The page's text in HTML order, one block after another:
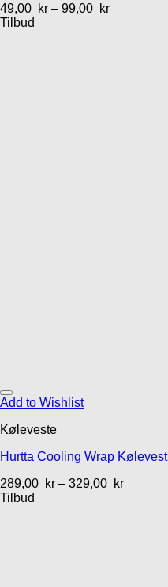
49,00 kr – 99,00 kr
Tilbud
Add to Wishlist
Køleveste
Hurtta Cooling Wrap
289,00 kr – 329,00 kr
Tilbud